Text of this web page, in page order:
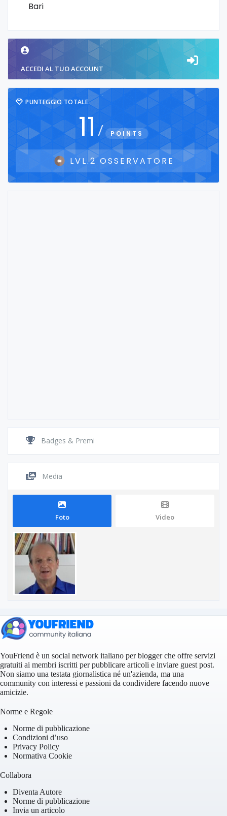
Bari
ACCEDI AL TUO ACCOUNT
PUNTEGGIO TOTALE
11 / POINTS
LVL.2 OSSERVATORE
Badges & Premi
Media
Foto Video
YouFriend è un social network italiano per blogger che offre servizi
gratuiti ai membri iscritti per pubblicare articoli e inviare guest post.
Non siamo una testata giornalistica né un'azienda, ma una
community con interessi e passioni da condividere facendo nuove
amicizie.
Norme e Regole
Norme di pubblicazione
Condizioni d’uso
Privacy Policy
Normativa Cookie
Collabora
Diventa Autore
Norme di pubblicazione
Invia un articolo